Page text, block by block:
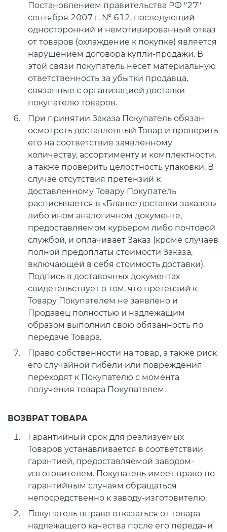
Постановлением правительства РФ "27"
сентября 2007 г. № 612, последующий
односторонний и немотивированный отказ
от товаров (охлаждение к покупке) является
нарушением договора купли-продажи. В
этой связи покупатель несет материальную
ответственность за убытки продавца,
связанные с организацией доставки
покупателю товаров.
При принятии Заказа Покупатель обязан
осмотреть доставленный Товар и проверить
его на соответствие заявленному
количеству, ассортименту и комплектности,
а также проверить целостность упаковки. В
случае отсутствия претензий к
доставленному Товару Покупатель
расписывается в «Бланке доставки заказов»
либо ином аналогичном документе,
предоставляемом курьером либо почтовой
службой, и оплачивает Заказ (кроме случаев
полной предоплаты стоимости Заказа,
включающей в себя стоимость доставки).
Подпись в доставочных документах
свидетельствует о том, что претензий к
Товару Покупателем не заявлено и
Продавец полностью и надлежащим
образом выполнил свою обязанность по
передаче Товара.
Право собственности на товар, а также риск
его случайной гибели или повреждения
переходят к Покупателю с момента
получения товара Покупателем.
ВОЗВРАТ ТОВАРА
Гарантийный срок для реализуемых
Товаров устанавливается в соответствии
гарантией, предоставляемой заводом-
изготовителем. Покупатель имеет право по
гарантийным случаям обращаться
непосредственно к заводу-изготовителю.
Покупатель вправе отказаться от товара
надлежащего качества после его передачи